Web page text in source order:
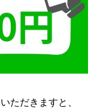
ただきますと、